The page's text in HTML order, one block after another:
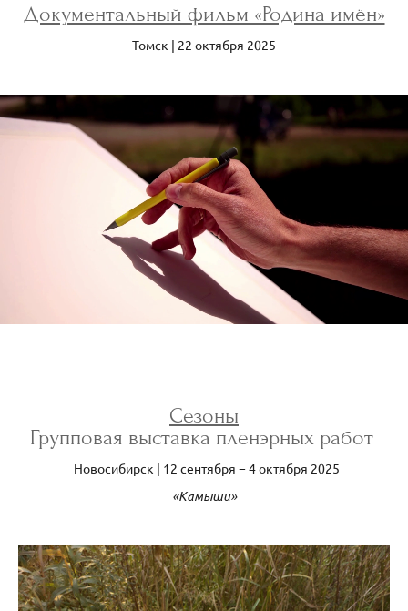
Документальный фильм «Родина имён»
Томск | 22 октября 2025
Сезоны
Групповая выставка пленэрных работ
Новосибирск | 12 сентября − 4 октября 2025
«Камыши»